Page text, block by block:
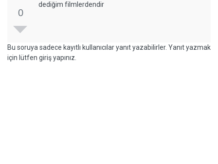
0
dediğim filmlerdendir
Bu soruya sadece kayıtlı kullanıcılar yanıt yazabilirler. Yanıt yazmak
için lütfen giriş yapınız.